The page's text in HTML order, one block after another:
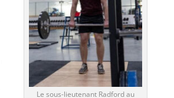
Le sous-lieutenant Radford au